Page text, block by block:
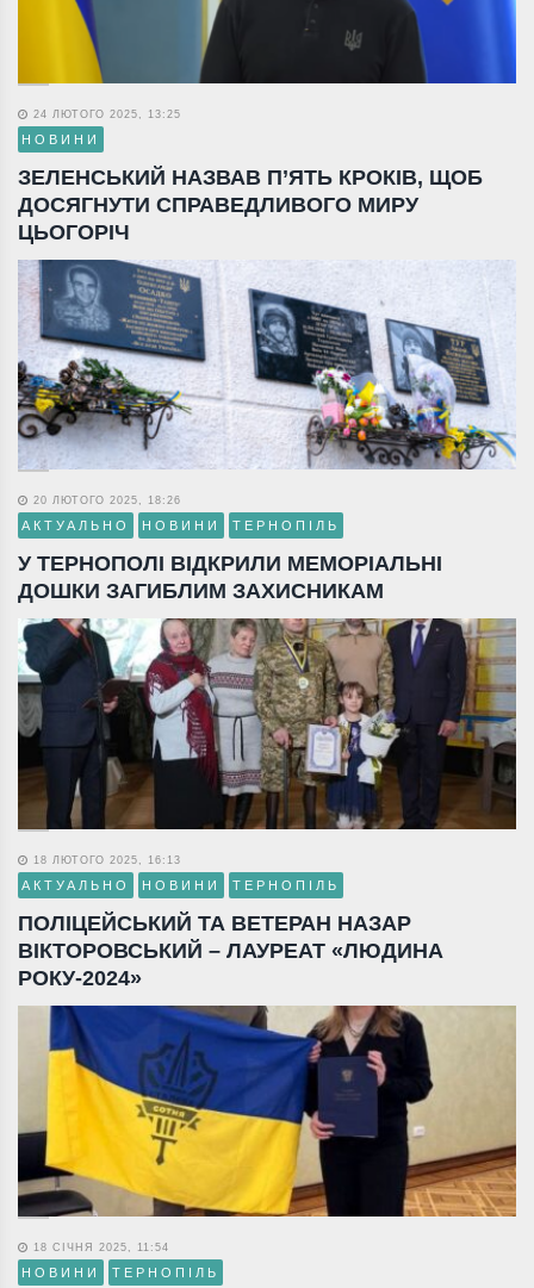
24 ЛЮТОГО 2025, 13:25
НОВИНИ
ЗЕЛЕНСЬКИЙ НАЗВАВ П’ЯТЬ КРОКІВ, ЩОБ
ДОСЯГНУТИ СПРАВЕДЛИВОГО МИРУ
ЦЬОГОРІЧ
20 ЛЮТОГО 2025, 18:26
АКТУАЛЬНО НОВИНИ ТЕРНОПІЛЬ
У ТЕРНОПОЛІ ВІДКРИЛИ МЕМОРІАЛЬНІ
ДОШКИ ЗАГИБЛИМ ЗАХИСНИКАМ
18 ЛЮТОГО 2025, 16:13
АКТУАЛЬНО НОВИНИ ТЕРНОПІЛЬ
ПОЛІЦЕЙСЬКИЙ ТА ВЕТЕРАН НАЗАР
ВІКТОРОВСЬКИЙ – ЛАУРЕАТ «ЛЮДИНА
РОКУ-2024»
18 СІЧНЯ 2025, 11:54
НОВИНИ ТЕРНОПІЛЬ